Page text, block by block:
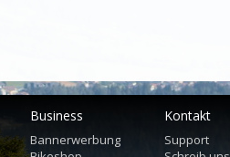
Business
Bannerwerbung
Kontakt
Support